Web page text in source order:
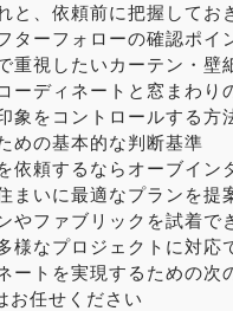
、依頼前に把握してお
ターフォローの確認ポイ
重視したいカーテン・壁
ーディネートと窓まわり
象をコントロールする方
めの基本的な判断基準
依頼するならオーブイン
まいに最適なプランを提
ファブリックを試着で
様なプロジェクトに対応
ートを実現するための次
お任せください